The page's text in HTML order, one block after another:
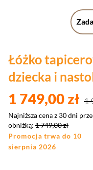
Łóżko
dziecka i
1 749,00 zł 1
Najniższa cena z 30 dni
obniżką: 1 749,00 zł
Promocja trwa do 10
sierpnia 2026